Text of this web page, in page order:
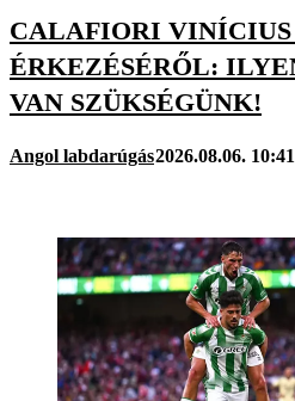
CALAFIORI VINÍCIUS
ÉRKEZÉSÉRŐL:
VAN SZÜKSÉGÜNK!
Angol labdarúgás2026.08.06. 10:41